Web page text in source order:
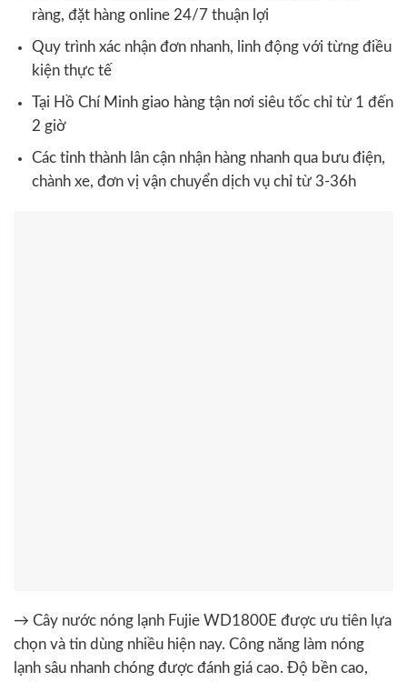
ràng, đặt hàng online 24/7 thuận lợi
Quy trình xác nhận đơn nhanh, linh động với từng điều
kiện thực tế
Tại Hồ Chí Minh giao hàng tận nơi siêu tốc chỉ từ 1 đến
2 giờ
Các tỉnh thành lân cận nhận hàng nhanh qua bưu điện,
chành xe, đơn vị vận chuyển dịch vụ chỉ từ 3-36h
→ Cây nước nóng lạnh Fujie WD1800E được ưu tiên lựa
chọn và tin dùng nhiều hiện nay. Công năng làm nóng
lạnh sâu nhanh chóng được đánh giá cao. Độ bền cao,